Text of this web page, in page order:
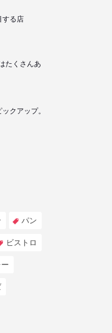
する店
たくさんあ
クアップ。
パン
ビストロ